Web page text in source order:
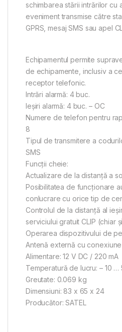
schimbarea stării intrărilor cu
eveniment transmise către
GPRS, mesaj SMS sau apel
Echipamentul permite
de echipamente, inclusiv a
receptor telefonic.
Intrări alarmă: 4 buc.
Ieşiri alarmă: 4 buc. – OC
Numere de telefon pentru
8
Tipul de transmitere a
SMS
Funcţii cheie:
Actualizare de la distanţă a
Posibilitatea de funcționare
conlucrare cu orice tip de
Controlul de la distanță al
serviciului gratuit CLIP (chiar
Operarea dispozitivului de
Antenă externă cu
Alimentare: 12 V DC / 220 mA
Temperatură de lucru: – 10 …
Greutate: 0.069 kg
Dimensiuni: 83 x 65 x 24
Producător: SATEL